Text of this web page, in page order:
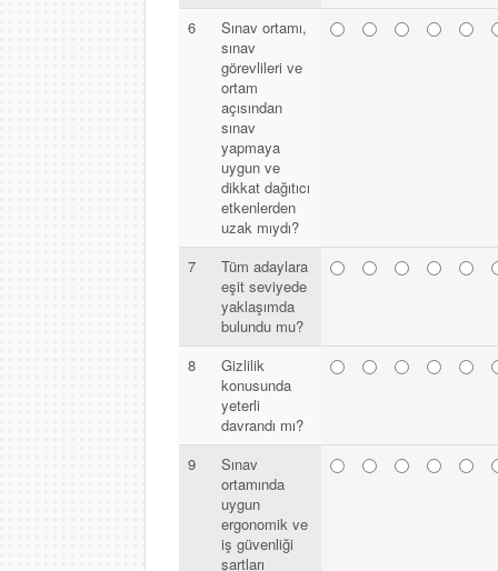
6
Sınav ortamı,
sınav
görevlileri ve
ortam
açısından
sınav
yapmaya
uygun ve
dikkat dağıtıcı
etkenlerden
uzak mıydı?
7
Tüm adaylara
eşit seviyede
yaklaşımda
bulundu mu?
8
Gizlilik
konusunda
yeterli
davrandı mı?
9
Sınav
ortamında
uygun
ergonomik ve
iş güvenliği
şartları